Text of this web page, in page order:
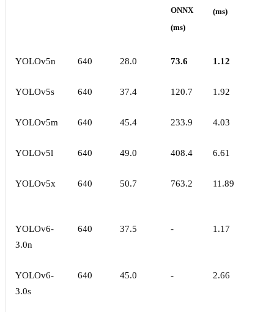
ONNX
(ms)
(ms)
YOLOv5n 640 28.0 73.6 1.12
YOLOv5s 640 37.4 120.7 1.92
YOLOv5m 640 45.4 233.9 4.03
YOLOv5l 640 49.0 408.4 6.61
YOLOv5x 640 50.7 763.2 11.89
YOLOv6-
3.0n
640 37.5 - 1.17
YOLOv6-
3.0s
640 45.0 - 2.66